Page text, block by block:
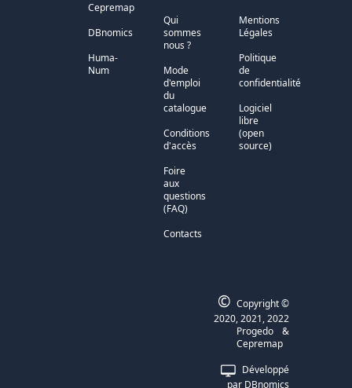
Cepremap
DBnomics
Huma-
Num
Qui
sommes
nous ?
Mode
d'emploi
du
catalogue
Conditions
d'accès
Foire
aux
questions
(FAQ)
Contacts
Mentions
Légales
Politique
de
confidentialité
Logiciel
libre
(open
source)
Développé
par DBnomics
© Copyright ©
2020, 2021, 2022
Progedo
&
Cepremap